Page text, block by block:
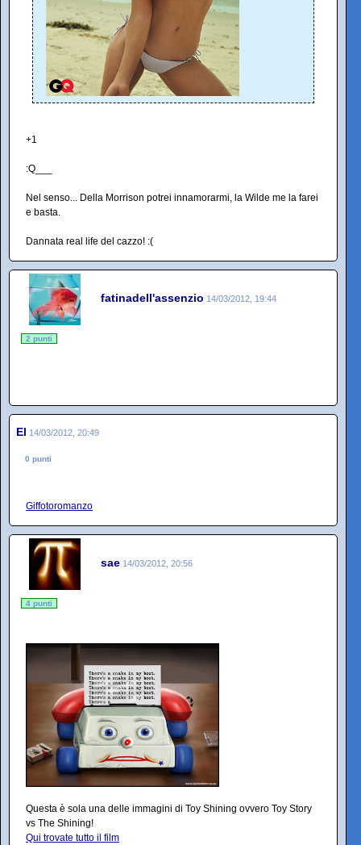
+1
:Q___
Nel senso... Della Morrison potrei innamorarmi, la Wilde me la farei
e basta.
Dannata real life del cazzo! :(
fatinadell'assenzio 14/03/2012, 19:44
2 punti
El 14/03/2012, 20:49
0 punti
Giffotoromanzo
sae 14/03/2012, 20:56
4 punti
Questa è sola una delle immagini di Toy Shining ovvero Toy Story
vs The Shining!
Qui trovate tutto il film